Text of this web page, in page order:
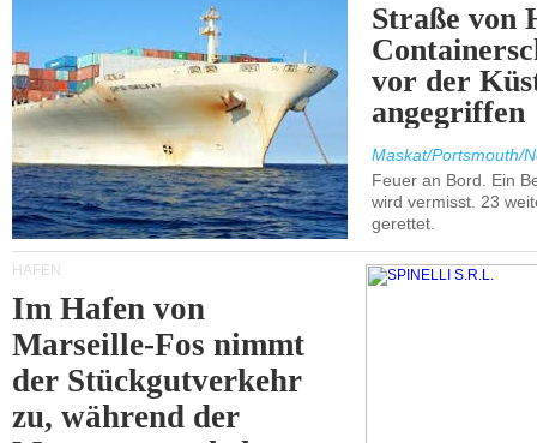
Straße von
vor der
angegriffen
Maskat/Portsmouth/
Feuer an Bord. Ein
wird vermisst. 23
gerettet.
HÄFEN
Im Hafen von
Marseille-Fos nimmt
der Stückgutverkehr
zu, während der